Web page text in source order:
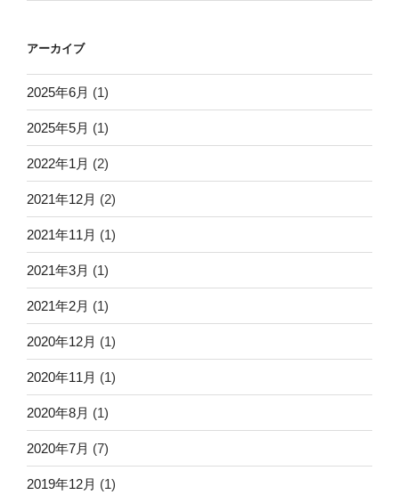
アーカイブ
2025年6月 (1)
2025年5月 (1)
2022年1月 (2)
2021年12月 (2)
2021年11月 (1)
2021年3月 (1)
2021年2月 (1)
2020年12月 (1)
2020年11月 (1)
2020年8月 (1)
2020年7月 (7)
2019年12月 (1)